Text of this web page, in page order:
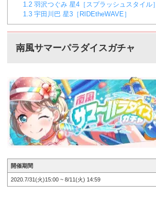
1.2 羽沢つぐみ 星4［スプラッシュスタイル］
1.3 宇田川巴 星3［RIDEtheWAVE］
南風サマーパラダイスガチャ
開催期間
2020.7/31(火)15:00 ~ 8/11(火) 14:59